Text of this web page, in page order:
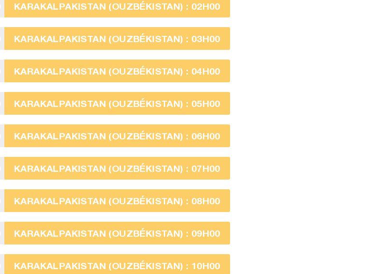
KARAKALPAKISTAN (OUZBÉKISTAN) : 02H00
KARAKALPAKISTAN (OUZBÉKISTAN) : 03H00
KARAKALPAKISTAN (OUZBÉKISTAN) : 04H00
KARAKALPAKISTAN (OUZBÉKISTAN) : 05H00
KARAKALPAKISTAN (OUZBÉKISTAN) : 06H00
KARAKALPAKISTAN (OUZBÉKISTAN) : 07H00
KARAKALPAKISTAN (OUZBÉKISTAN) : 08H00
KARAKALPAKISTAN (OUZBÉKISTAN) : 09H00
KARAKALPAKISTAN (OUZBÉKISTAN) : 10H00